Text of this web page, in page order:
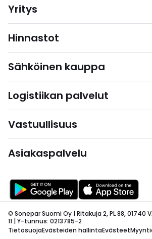
Yritys
Hinnastot
Sähköinen kauppa
Logistiikan palvelut
Vastuullisuus
Asiakaspalvelu
© Sonepar Suomi Oy | Ritakuja 2, PL 88, 01740
11 | Y-tunnus: 0213785-2
TietosuojaEvästeiden hallintaEvästeet